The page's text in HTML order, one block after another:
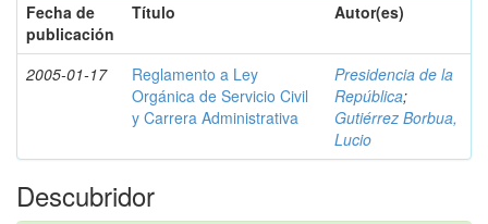
Fecha de
publicación
Título Autor(es)
2005-01-17
Reglamento a Ley
Orgánica de Servicio Civil
y Carrera Administrativa
Presidencia de la
República;
Gutiérrez Borbua,
Lucio
Descubridor